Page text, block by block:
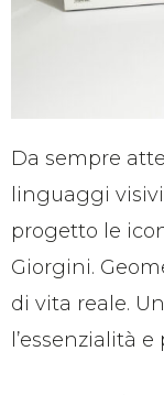
Da sempre
linguaggi
progetto le
Giorgini.
di vita reale.
l’essenzialità